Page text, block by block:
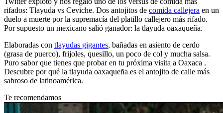
rifados: Tlayuda vs Ceviche. Dos antojitos de comida callejera en un
duelo a muerte por la supremacía del platillo callejero más rifado.
Por supuesto un mexicano salió ganador: la tlayuda oaxaqueña.
Elaboradas con tlayudas gigantes, bañadas en asiento de cerdo
(grasa de puerco), frijoles, quesillo, un poco de col y mucha salsa.
Puro sabor que tienes que probar en tu próxima visita a Oaxaca .
Descubre por qué la tlayuda oaxaqueña es el antojito de calle más
sabroso de latinoamérica.
Te recomendamos